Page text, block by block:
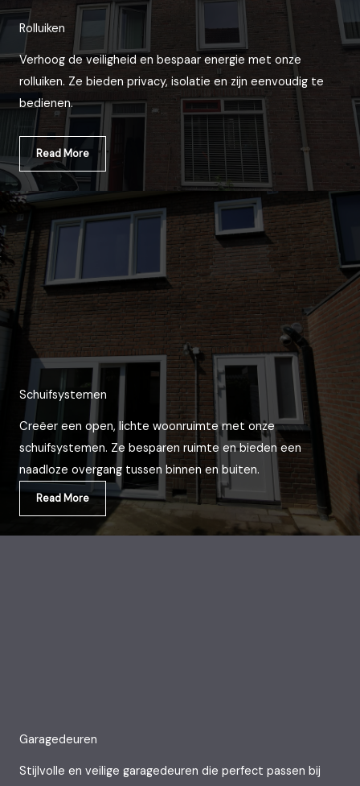
Rolluiken
Verhoog de veiligheid en bespaar energie met onze
rolluiken. Ze bieden privacy, isolatie en zijn eenvoudig te
bedienen.
Read More
Schuifsystemen
Creëer een open, lichte woonruimte met onze
schuifsystemen. Ze besparen ruimte en bieden een
naadloze overgang tussen binnen en buiten.
Read More
Garagedeuren
Stijlvolle en veilige garagedeuren die perfect passen bij